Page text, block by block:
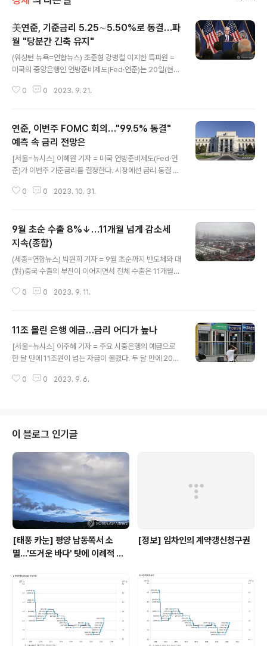
美연준, 기준금리 5.25∼5.50%로 동결…파
월 "당분간 긴축 유지"
(워싱턴 뉴욕=연합뉴스) 조준형 강병철 이지헌 특파원 =
미국의 중앙은행인 연방준비제도(Fed·연준)는 20일(현지
한차례 소폭 추가 인상을 사실상 예고하면서 긴축 기조를
연합뉴스 (워싱턴 뉴욕=연합뉴스) 조준형 강병철 이지헌
특파원 = 미국의 중앙은행인 연방준비제도(Fed·연준)는 2
0일(현지시간) 시장의 예상대로 기준 ... www.yna.co.kr
[미국 연준 기준금리 변화 추이 - 금리끝판왕 앱] 금리끝판
왕 - 예금금리 대출금리 실시간 조회 - Google Play 앱
예금금리와 대출금리를 실시간으로 조회한 후 비교 pl..
0 0 2023. 9. 21.
연준, 이번주 FOMC 회의…"99.5% 동결"
예측 속 금리 전망은
[서울=뉴시스] 이혜원 기자 = 미국 연방준비제도(Fed·연
준)가 이번주 기준금리를 결정한다. 시장에선 금리 동결 전
금리 정책에 변수가 될지 주목된다. 연준, 이번주 FOMC
준금리를 결정한다 www.newsis.com [미국 기준금리
변동추이 - 금리끝판왕 APP] 금리끝판왕 - 예금금리 대출
금리 실시간 조회 - Google Play 앱 예금금리와 대출금
리를 실시간으로 조회한 후 비교 play.google.com
0 0 2023. 10. 31.
9월 초순 수출 8%↓…11개월 넘게 감소세
지속(종합)
(세종=연합뉴스) 박원희 기자 = 9월 초순까지 반도체와 대
(對)중국 수출의 부진이 이어지면서 전체 수출은 11개월
게 감소세 지속(종합) | 연합뉴스 (세종=연합뉴스) 박원희
www.yna.co.kr 금융끝판왕 - 주가지수 시가총액 환율
조회 - Google Play 앱 주가지수, 시가총액, 환율을 실시
간으로 조회 play.google.com
0 0 2023. 9. 11.
11조 몰린 은행 예금…금리 어디가 높나
[서울=뉴시스] 이주혜 기자 = 주요 시중은행의 예금으로
한 달 만에 11조원이 넘는 자금이 몰렸다. 두 달 만에 20조
마땅한 투자처를 찾지 못한 자금이 은행으로 향했다. 은행
원이 넘는 자금이 몰렸다 www.newsis.com [예금 금리
조회 - 예금금리 끝판왕 앱] 예금금리 끝판왕 앱을 활용하
면 현재 금리가 가장 높은 은행을 쉽게 찾을 수 있다. 예금
금리끝판왕 - 실시간 예금금리 조회 - Google Play 앱
금융기관 예금 금리 조회 / 예금 금리 계산기 / 기준 금리..
0 0 2023. 9. 6.
이 블로그 인기글
[태풍 카눈] 평양 남동쪽서 소
멸…'뜨거운 바다' 탓에 이례적 긴
[정보] 임차인의 계약갱신청구권